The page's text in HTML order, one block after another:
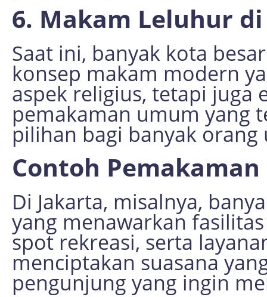
6. Makam Leluhur
Saat ini, banyak kota
konsep makam modern
aspek religius, tetapi juga
pemakaman umum yang
pilihan bagi banyak
Contoh
Di Jakarta, misalnya,
yang menawarkan
spot rekreasi, serta
menciptakan suasana
pengunjung yang ingin